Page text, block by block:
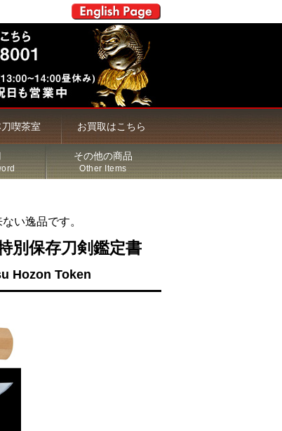
喫茶室 お買取はこちら
その他の商品
Other Items
い逸品です。
保存刀剣鑑定書
Hozon Token